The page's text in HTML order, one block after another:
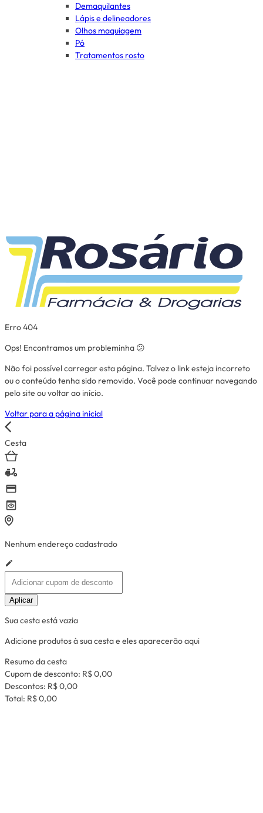
Demaquilantes
Lápis e delineadores
Olhos maquiagem
Pó
Tratamentos rosto
Erro 404
Ops! Encontramos um probleminha 😕
Não foi possível carregar esta página. Talvez o link esteja incorreto
ou o conteúdo tenha sido removido. Você pode continuar navegando
pelo site ou voltar ao início.
Voltar para a página inicial
Cesta
Nenhum endereço cadastrado
Aplicar
Sua cesta está vazia
Adicione produtos à sua cesta e eles aparecerão aqui
Resumo da cesta
Cupom de desconto: R$ 0,00
Descontos: R$ 0,00
Total: R$ 0,00